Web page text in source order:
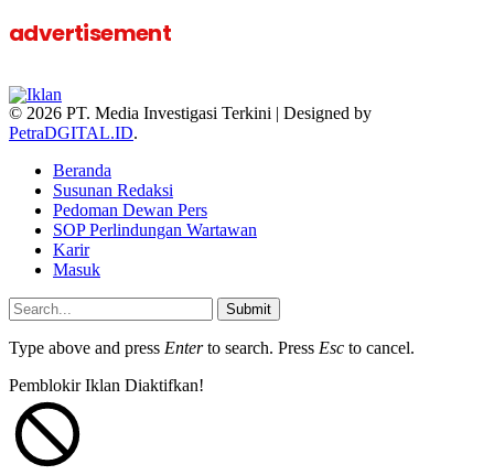
advertisement
© 2026 PT. Media Investigasi Terkini | Designed by
PetraDGITAL.ID.
Beranda
Susunan Redaksi
Pedoman Dewan Pers
SOP Perlindungan Wartawan
Karir
Masuk
Submit
Type above and press Enterto search. Press Esc to cancel.
Pemblokir Iklan Diaktifkan!